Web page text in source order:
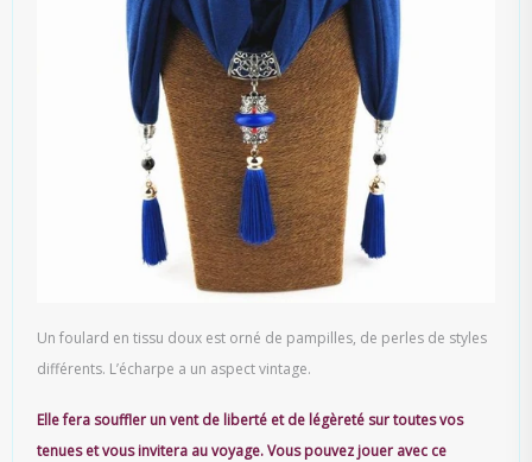
Un foulard en tissu doux est orné de pampilles, de perles de styles
différents. L’écharpe a un aspect vintage.
Elle fera souffler un vent de liberté et de légèreté sur toutes vos
tenues et vous invitera au voyage. Vous pouvez jouer avec ce